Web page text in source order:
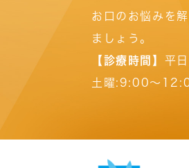
お口のお悩みを
ましょう。
【診療時間】 平
土曜:9:00～